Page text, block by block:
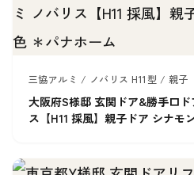
三協アルミ / ノバリス H11型 / 親子
大阪府S様邸 玄関ドア&勝手口
ス【H11 採風】親子ドア シナモ